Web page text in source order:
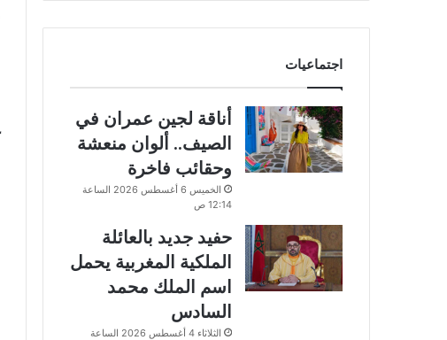
اجتماعيات
أناقة لجين عمران في
الصيف.. ألوان منعشة
وحقائب فاخرة
الخميس 6 أغسطس 2026 الساعة
12:14 ص
حفيد جديد بالعائلة
الملكية المغربية يحمل
اسم الملك محمد
السادس
الثلاثاء 4 أغسطس 2026 الساعة